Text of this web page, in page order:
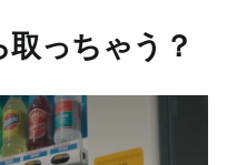
っちゃう？